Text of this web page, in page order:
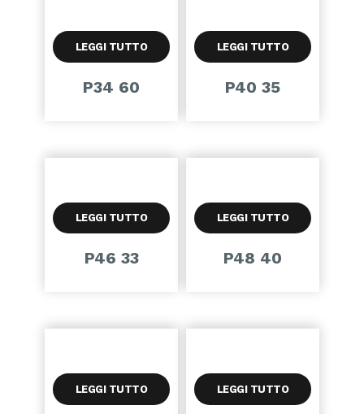
LEGGI TUTTO
P34 60
LEGGI TUTTO
P40 35
LEGGI TUTTO
P46 33
LEGGI TUTTO
P48 40
LEGGI TUTTO LEGGI TUTTO